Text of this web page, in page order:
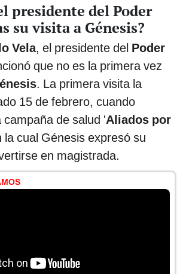
presidente del Poder
su visita a Génesis?
Vela, el presidente del Poder
que no es la primera vez
. La primera visita la
15 de febrero, cuando
campaña de salud 'Aliados por
la cual Génesis expresó su
en magistrada.